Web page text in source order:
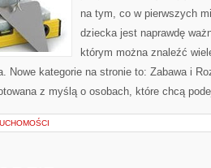
na tym, co w pierwszych
dziecka jest naprawdę
którym można znaleźć
Nowe kategorie na stronie to: Zabawa i
z myślą o osobach, które chcą